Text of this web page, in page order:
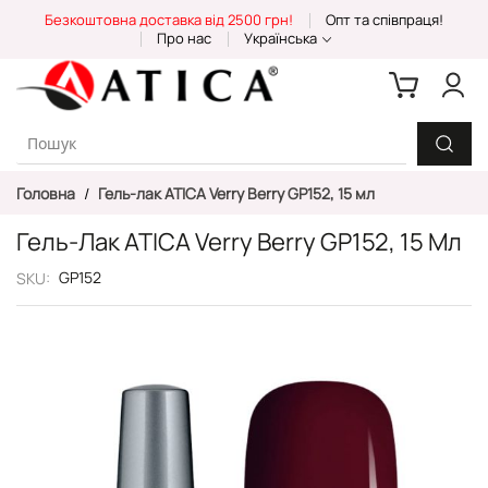
Content
Безкоштовна доставка від 2500 грн!
Опт та співпраця!
Про нас
Українська
Головна Гель-лак ATICA Verry Berry GP152, 15 мл
Гель-Лак ATICA Verry Berry GP152, 15 Мл
SKU GP152